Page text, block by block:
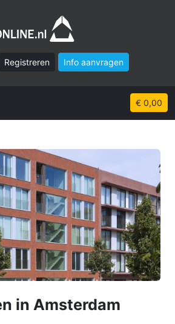
Registreren Info aanvragen
€ 0,00
in Amsterdam